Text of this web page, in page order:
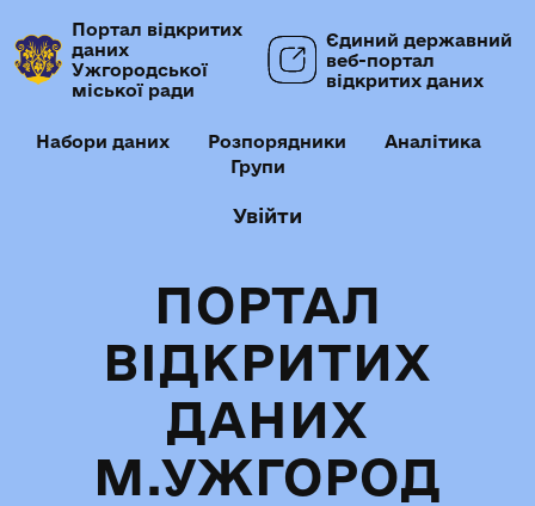
Портал відкритих
даних
Ужгородської
міської ради
Єдиний державний
веб-портал
відкритих даних
Набори даних Розпорядники
Аналітика
Групи
Увійти
ПОРТАЛ
ВІДКРИТИХ
ДАНИХ
М.УЖГОРОД